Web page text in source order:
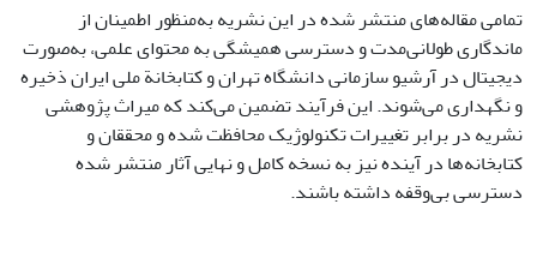
تمامی مقاله‌های منتشر شده در این نشریه به‌منظور اطمینان از
ماندگاری طولانی‌مدت و دسترسی همیشگی به محتوای علمی، به‌صورت
دیجیتال در آرشیو سازمانی دانشگاه تهران و کتابخانة ملی ایران ذخیره
و نگهداری می‌شوند. این فرآیند تضمین می‌کند که میراث پژوهشی
نشریه در برابر تغییرات تکنولوژیک محافظت شده و محققان و
کتابخانه‌ها در آینده نیز به نسخه کامل و نهایی آثار منتشر شده
دسترسی بی‌وقفه داشته باشند.